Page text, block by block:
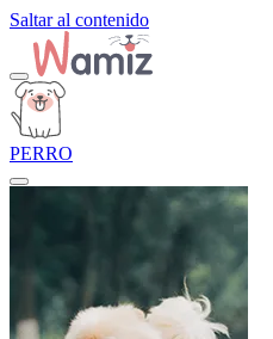
Saltar al contenido
PERRO